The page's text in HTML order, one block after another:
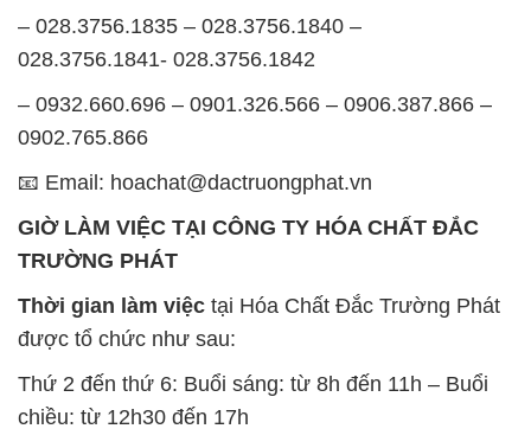
– 028.3756.1835 – 028.3756.1840 –
028.3756.1841- 028.3756.1842
– 0932.660.696 – 0901.326.566 – 0906.387.866 –
0902.765.866
📧 Email: hoachat@dactruongphat.vn
GIỜ LÀM VIỆC TẠI CÔNG TY HÓA CHẤT ĐẮC
TRƯỜNG PHÁT
Thời gian làm việc tại Hóa Chất Đắc Trường Phát
được tổ chức như sau:
Thứ 2 đến thứ 6: Buổi sáng: từ 8h đến 11h – Buổi
chiều: từ 12h30 đến 17h